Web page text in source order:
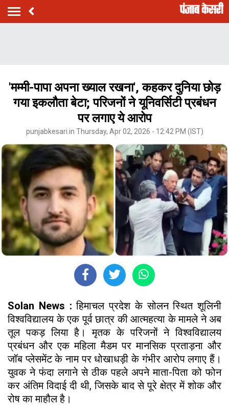
'मम्मी-पापा अपना ख्याल रखना', कहकर दुनिया छोड़
गया इकलौता बेटा; परिजनों ने यूनिवर्सिटी प्रबंधन
पर लगाए ये आरोप
punjabkesari.in Thursday, Apr 02, 2026 - 12:42 PM (IST)
Solan News :हिमाचल प्रदेश के सोलन स्थित शूलिनी
विश्वविद्यालय के एक पूर्व छात्र की आत्महत्या के मामले ने अब
तूल पकड़ लिया है। मृतक के परिजनों ने विश्वविद्यालय
प्रबंधन और एक महिला मैडम पर मानसिक प्रताड़ना और
जॉब प्लेसमेंट के नाम पर धोखाधड़ी के गंभीर आरोप लगाए हैं।
युवक ने फंदा लगाने से ठीक पहले अपने माता-पिता को फोन
कर अंतिम विदाई दी थी, जिसके बाद से पूरे क्षेत्र में शोक और
रोष का माहौल है।